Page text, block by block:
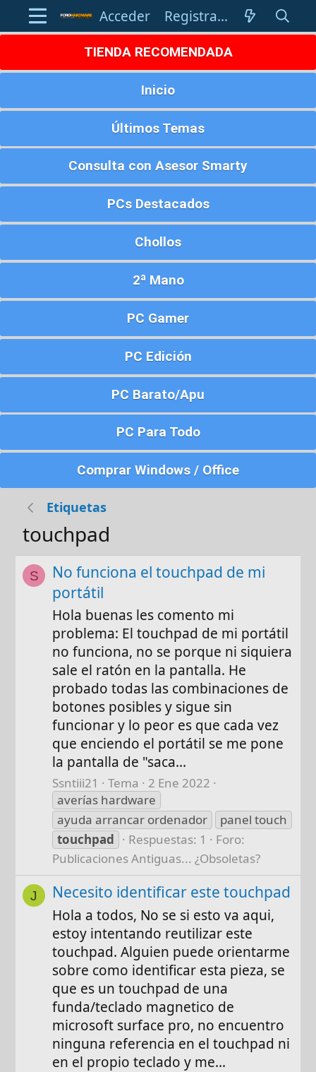
Acceder Registrarse
TIENDA RECOMENDADA
Inicio
Últimos Temas
Consulta con Asesor Smarty
PCs Destacados
Chollos
2ª Mano
PC Gamer
PC Edición
PC Barato/Apu
PC Para Todo
Comprar Windows / Office
Etiquetas
touchpad
S
No funciona el touchpad de mi
portátil
Hola buenas les comento mi
problema: El touchpad de mi portátil
no funciona, no se porque ni siquiera
sale el ratón en la pantalla. He
probado todas las combinaciones de
botones posibles y sigue sin
funcionar y lo peor es que cada vez
que enciendo el portátil se me pone
la pantalla de "saca...
Ssntiii21 Tema
2 Ene 2022
averías hardware
ayuda arrancar ordenador
panel touch
touchpad
Respuestas: 1
Foro:
Publicaciones Antiguas... ¿Obsoletas?
J Necesito identificar este touchpad
Hola a todos, No se si esto va aqui,
estoy intentando reutilizar este
touchpad. Alguien puede orientarme
sobre como identificar esta pieza, se
que es un touchpad de una
funda/teclado magnetico de
microsoft surface pro, no encuentro
ninguna referencia en el touchpad ni
en el propio teclado y me...